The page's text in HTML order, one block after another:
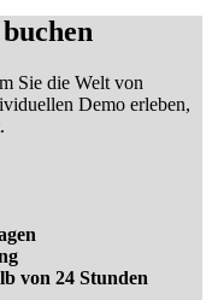
buchen
Sie die Welt von
Demo erleben,
von 24 Stunden